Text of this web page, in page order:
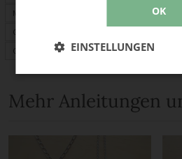
Mitbringsel
Geschenkideen
Geburtstagskarte
Mehr Anleitungen
OK
EINSTELLUNGEN